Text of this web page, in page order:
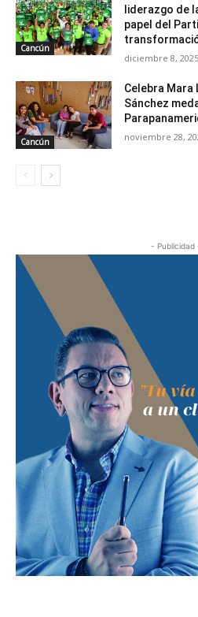
Cancún
liderazgo de
papel del
diciembre 8, 2025
Cancún
Celebra Mara
Sánchez
noviembre 28,
- Publicidad